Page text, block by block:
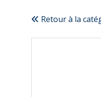
Retour à la